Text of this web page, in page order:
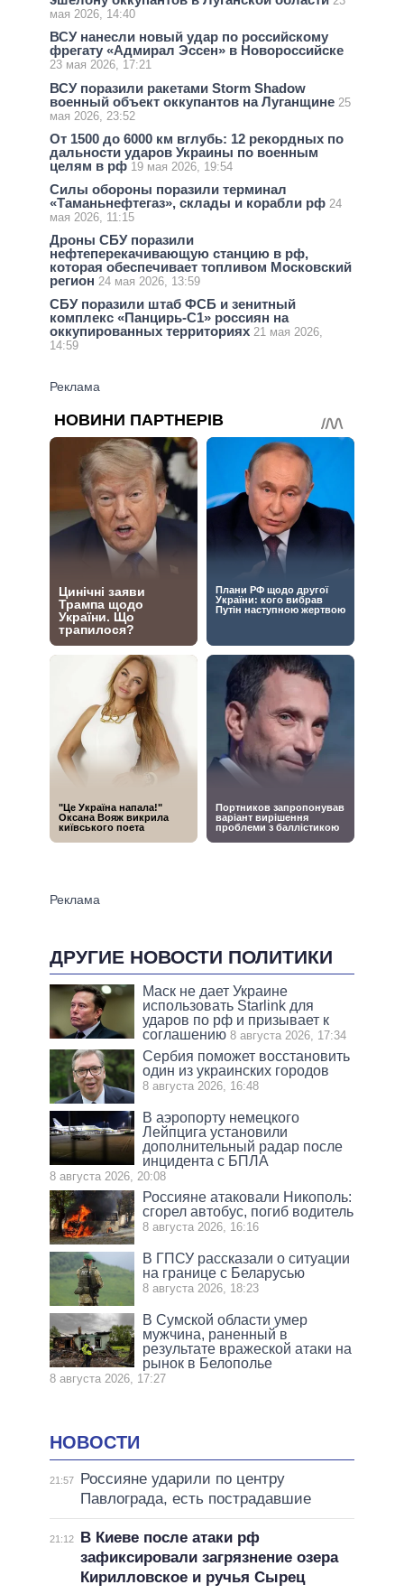
мая 2026, 14:40
ВСУ нанесли новый удар по российскому
фрегату «Адмирал Эссен» в Новороссийске
23 мая 2026, 17:21
ВСУ поразили ракетами Storm Shadow
военный объект оккупантов на Луганщине 25
мая 2026, 23:52
От 1500 до 6000 км вглубь: 12 рекордных по
дальности ударов Украины по военным
целям в рф 19 мая 2026, 19:54
Силы обороны поразили терминал
«Таманьнефтегаз», склады и корабли рф 24
мая 2026, 11:15
Дроны СБУ поразили
нефтеперекачивающую станцию в рф,
которая обеспечивает топливом Московский
регион 24 мая 2026, 13:59
СБУ поразили штаб ФСБ и зенитный
комплекс «Панцирь-С1» россиян на
оккупированных территориях 21 мая 2026,
14:59
ДРУГИЕ НОВОСТИ ПОЛИТИКИ
Маск не дает Украине
использовать Starlink для
ударов по рф и призывает к
соглашению 8 августа 2026, 17:34
Сербия поможет восстановить
один из украинских городов
8 августа 2026, 16:48
В аэропорту немецкого
Лейпцига установили
дополнительный радар после
инцидента с БПЛА
8 августа 2026, 20:08
Россияне атаковали Никополь:
сгорел автобус, погиб водитель
8 августа 2026, 16:16
В ГПСУ рассказали о ситуации
на границе с Беларусью
8 августа 2026, 18:23
В Сумской области умер
мужчина, раненный в
результате вражеской атаки на
рынок в Белополье
8 августа 2026, 17:27
НОВОСТИ
21:57
Россияне ударили по центру
Павлограда, есть пострадавшие
21:12
В Киеве после атаки рф
зафиксировали загрязнение озера
Кирилловское и ручья Сырец